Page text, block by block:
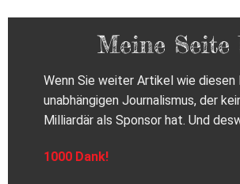
Meine Seite
Wenn Sie weiter Artikel wie
unabhängigen Journalismus, der
Milliardär als Sponsor hat. Und
1000 Dank!